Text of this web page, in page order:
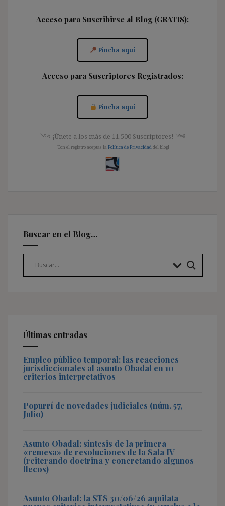
Acceso para Suscribirse al Blog (GRATIS):
Pincha aquí
Acceso para Suscriptores Registrados:
Pincha aquí
༺ ¡Únete a los más de 11.500 Suscriptores! ༺
[Con el registro aceptas la Política de Privacidad del blog]
Buscar en el Blog…
Últimas entradas
Empleo público temporal: las reacciones
jurisdiccionales al asunto Obadal en 10
criterios interpretativos
Popurrí de novedades judiciales (núm. 57,
Julio)
Asunto Obadal: síntesis de la primera
«remesa» de resoluciones de la Sala IV
(reiterando doctrina y concretando algunos
flecos)
Asunto Obadal: la STS 30/06/26 aquilata